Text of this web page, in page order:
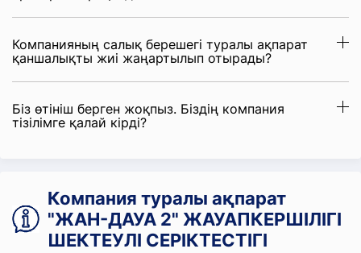
Компанияның салық берешегі туралы ақпарат
қаншалықты жиі жаңартылып отырады?
Біз өтініш берген жоқпыз. Біздің компания
тізілімге қалай кірді?
Компания туралы ақпарат
"ЖАН-ДАУА 2" ЖАУАПКЕРШІЛІГІ
ШЕКТЕУЛІ СЕРІКТЕСТІГІ